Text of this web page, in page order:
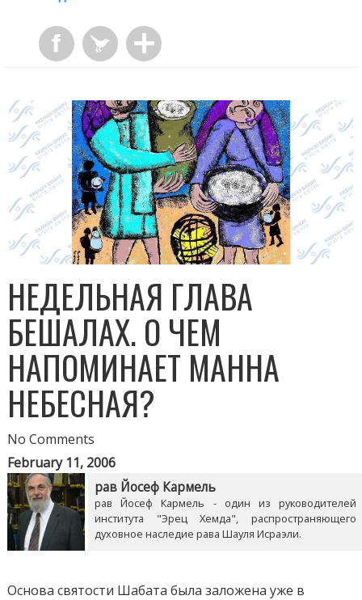
НЕДЕЛЬНАЯ ГЛАВА
БЕШАЛАХ. О ЧЕМ
НАПОМИНАЕТ МАННА
НЕБЕСНАЯ?
No Comments
February 11, 2006
рав Йосеф Кармель
рав Йосеф Кармель - один из руководителей
института "Эрец Хемда", распространяющего
духовное наследие рава Шауля Исраэли.
Основа святости Шабата была заложена уже в